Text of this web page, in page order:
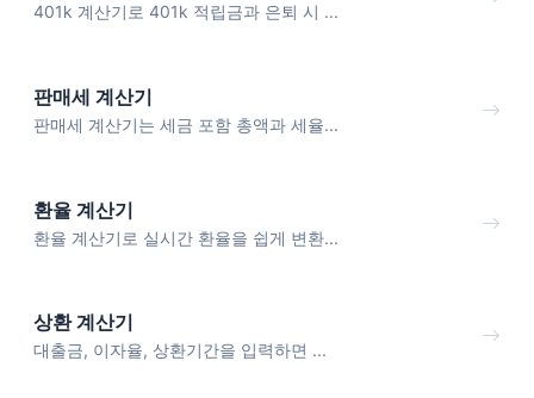
401k 계산기로 401k 적립금과 은퇴 시 ...
판매세 계산기
판매세 계산기는 세금 포함 총액과 세율...
환율 계산기
환율 계산기로 실시간 환율을 쉽게 변환...
상환 계산기
대출금, 이자율, 상환기간을 입력하면 ...